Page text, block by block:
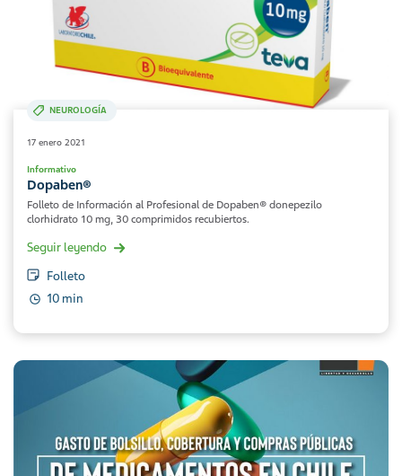
NEUROLOGÍA
17 enero 2021
Informativo
Dopaben®
Folleto de Información al Profesional de Dopaben® donepezilo
clorhidrato 10 mg, 30 comprimidos recubiertos.
Seguir leyendo
Folleto
10 min